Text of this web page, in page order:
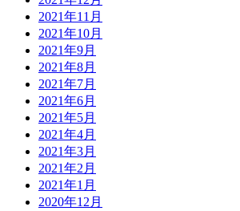
2021年11月
2021年10月
2021年9月
2021年8月
2021年7月
2021年6月
2021年5月
2021年4月
2021年3月
2021年2月
2021年1月
2020年12月